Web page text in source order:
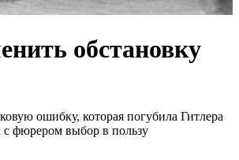
обстановку
ошибку, которая погубила Гитлера
фюрером выбор в пользу